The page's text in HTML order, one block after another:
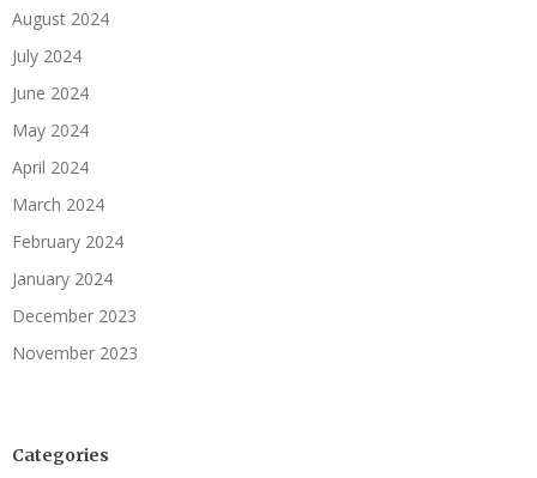
August 2024
July 2024
June 2024
May 2024
April 2024
March 2024
February 2024
January 2024
December 2023
November 2023
Categories